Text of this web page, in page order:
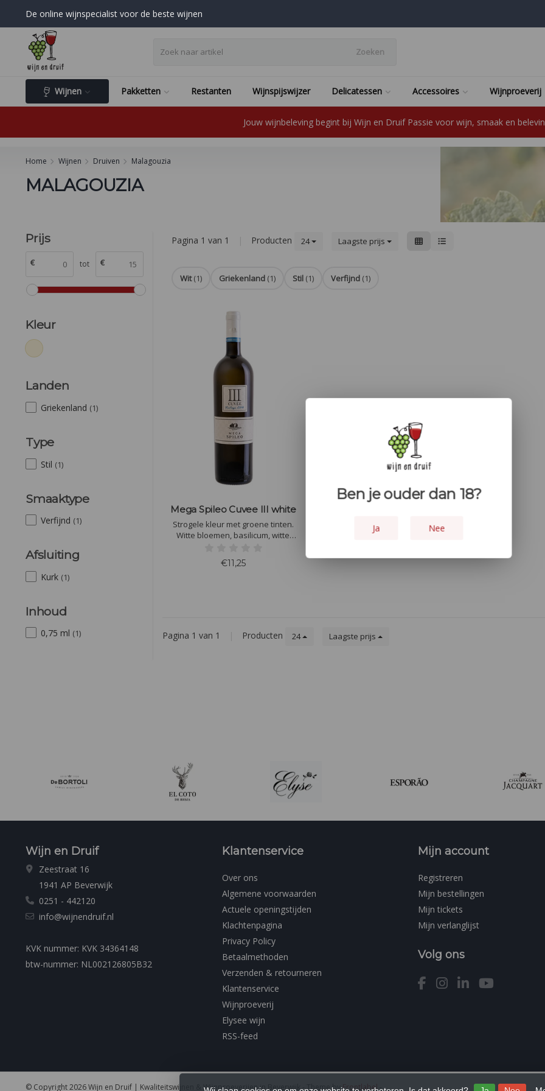
De online wijnspecialist voor de beste wijnen
Zoeken
Wijnen Pakketten Restanten Wijnspijswijzer Delicatessen Accessoires Wijnproeverij
Jouw wijnbeleving begint bij Wijn en Druif Passie voor wijn, smaak en
Home Wijnen Druiven Malagouzia
MALAGOUZIA
Prijs
€ tot €
Kleur
Landen
Griekenland (1)
Type
Stil (1)
Smaaktype
Verfijnd (1)
Afsluiting
Kurk (1)
Inhoud
0,75 ml (1)
Pagina 1 van 1 Producten 24 Laagste prijs
Wit (1) Griekenland (1) Stil (1) Verfijnd (1)
Mega Spileo Cuvee III white
Strogele kleur met groene tinten.
Witte bloemen, basilicum, witte
zuurgraad goed geïntegreerd door de
€11,25
Pagina 1 van 1 Producten 24 Laagste prijs
Wijn en Druif
Zeestraat 16
1941 AP Beverwijk
0251 - 442120
info@wijnendruif.nl
KVK nummer: KVK 34364148
btw-nummer: NL002126805B32
Klantenservice
Over ons
Algemene voorwaarden
Actuele openingstijden
Klachtenpagina
Privacy Policy
Betaalmethoden
Verzenden & retourneren
Klantenservice
Wijnproeverij
Elysee wijn
RSS-feed
Mijn account
Registreren
Mijn bestellingen
Mijn tickets
Mijn verlanglijst
Volg ons
© Copyright 2026 Wijn en Druif | Kwaliteitswijnen & Wijnproeverijen in Beverwijk- Theme byFrontlabel-
Ben je ouder dan 18?
Ja Nee